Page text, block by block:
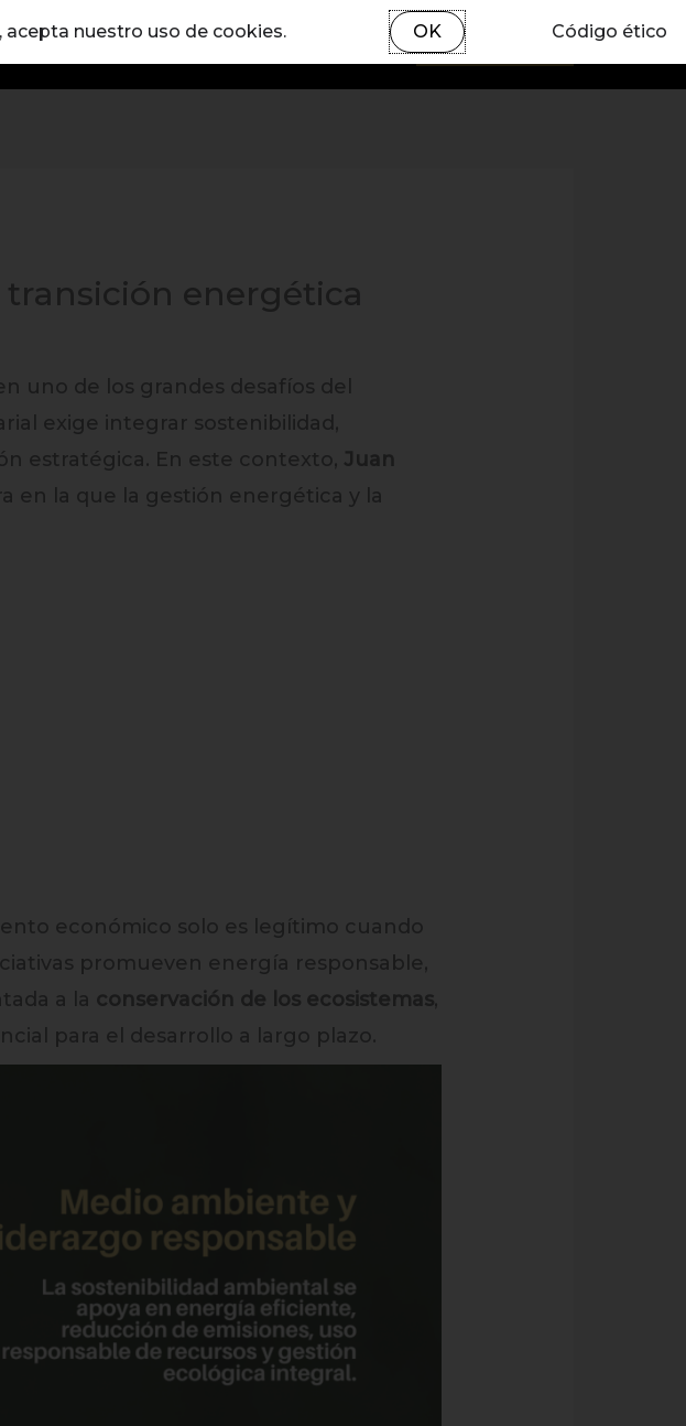
Prensa Blog Contacto EBOOK
energética
uno de los grandes desafíos del
exige integrar sostenibilidad,
estratégica. En este contexto, Juan
en la que la gestión energética y la
económico solo es legítimo cuando
promueven energía responsable,
a la conservación de los ecosistemas,
para el desarrollo a largo plazo.
nuestro uso de cookies. OK Código ético